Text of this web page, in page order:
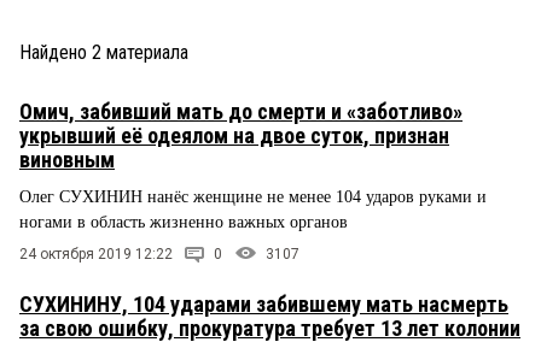
ПРОИСШЕСТВИЯ
СТИЛЬ ЖИЗНИ
Найдено 2 материала
Омич, забивший мать до смерти и «заботливо»
укрывший её одеялом на двое суток, признан
виновным
Олег СУХИНИН нанёс женщине не менее 104 ударов руками и
ногами в область жизненно важных органов
24 октября 2019 12:22 0 3107
СУХИНИНУ, 104 ударами забившему мать насмерть
за свою ошибку, прокуратура требует 13 лет колонии